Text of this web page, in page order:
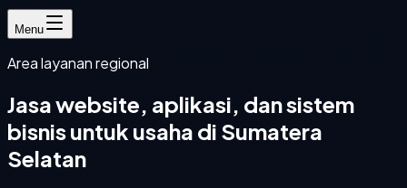
Menu
Area layanan regional
Jasa website, aplikasi, dan sistem
bisnis untuk usaha di Sumatera
Selatan